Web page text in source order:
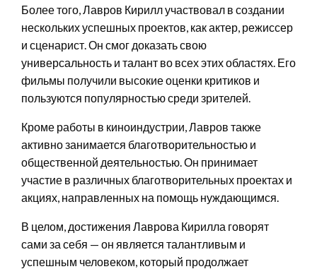
Более того, Лавров Кирилл участвовал в создании
нескольких успешных проектов, как актер, режиссер
и сценарист. Он смог доказать свою
универсальность и талант во всех этих областях. Его
фильмы получили высокие оценки критиков и
пользуются популярностью среди зрителей.
Кроме работы в киноиндустрии, Лавров также
активно занимается благотворительностью и
общественной деятельностью. Он принимает
участие в различных благотворительных проектах и
акциях, направленных на помощь нуждающимся.
В целом, достижения Лаврова Кирилла говорят
сами за себя — он является талантливым и
успешным человеком, который продолжает